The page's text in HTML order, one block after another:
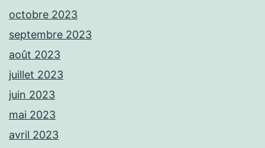
octobre 2023
septembre 2023
août 2023
juillet 2023
juin 2023
mai 2023
avril 2023